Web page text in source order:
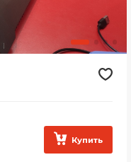
Купить